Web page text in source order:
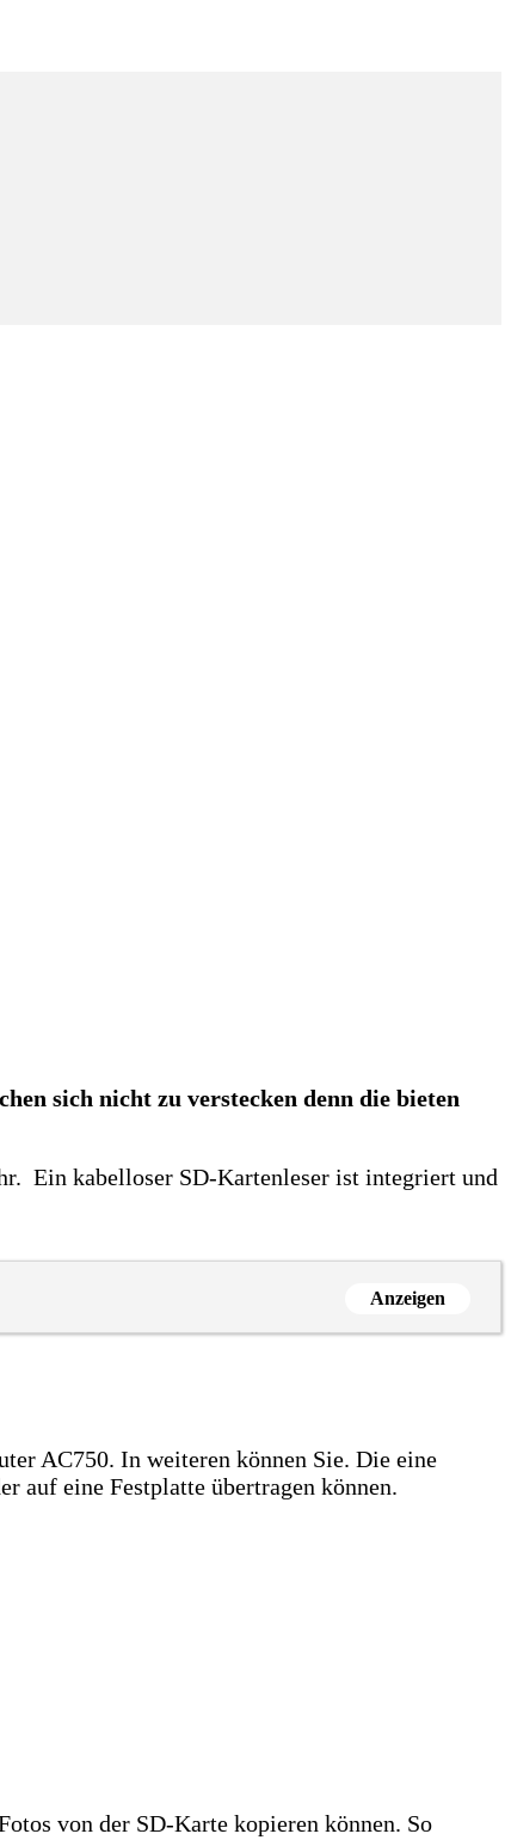
sich nicht zu verstecken denn die bieten
Ein kabelloser SD-Kartenleser ist integriert und
Anzeigen
AC750. In weiteren können Sie. Die eine
auf eine Festplatte übertragen können.
von der SD-Karte kopieren können. So